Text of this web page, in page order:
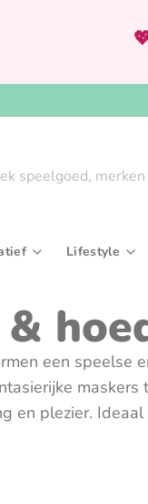
accessoires
& -mobielen
kleuren &
Verven
Lifestyle
Interieur
een speelse
en plezier.